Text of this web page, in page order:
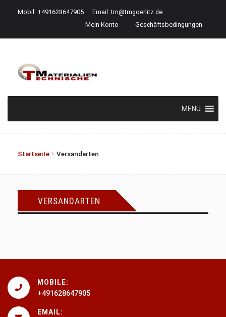
Mobil: +491628647905 Email:tm@tmgoerlitz.de
Mein Konto
Geschäftsbedingungen
Zur
Navigation
Zum
Inhalt
MENU
Startseite Versandarten
VERSANDARTEN
MOBILE:
+491628647905
EMAIL: